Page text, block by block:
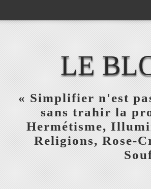
LE
« Simplifier n'est
sans trahir la
Hermétisme,
Religions, Rose-